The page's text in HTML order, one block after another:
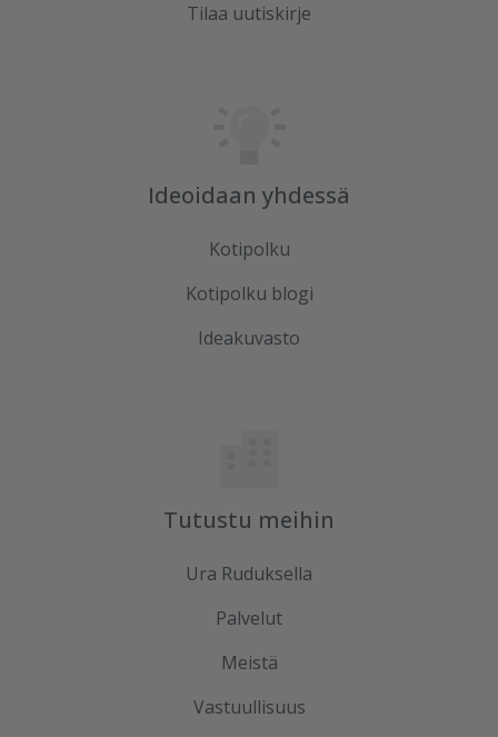
Tilaa uutiskirje
Ideoidaan yhdessä
Kotipolku
Kotipolku blogi
Ideakuvasto
Tutustu meihin
Ura Ruduksella
Palvelut
Meistä
Vastuullisuus